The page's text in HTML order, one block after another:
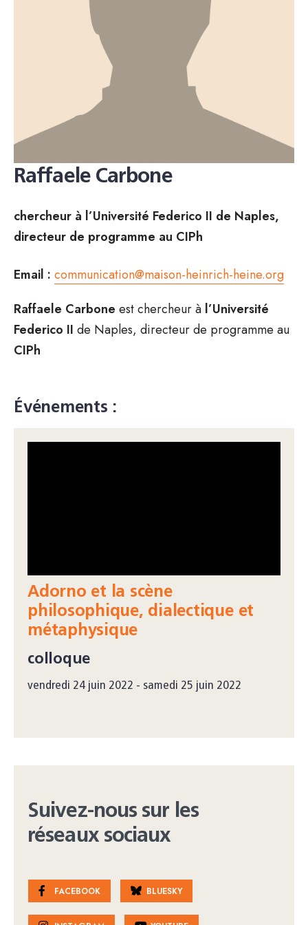
Raffaele Carbone
chercheur à l’Université Federico II de Naples,
directeur de programme au CIPh
Email : communication@maison-heinrich-heine.org
Raffaele Carbone est chercheur à l’Université
Federico II de Naples, directeur de programme au
CIPh
Événements :
Adorno et la scène
philosophique, dialectique et
métaphysique
colloque
vendredi 24 juin 2022 - samedi 25 juin 2022
Suivez-nous sur les
réseaux sociaux
FACEBOOK BLUESKY